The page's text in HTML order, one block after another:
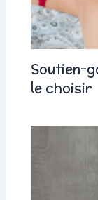
Soutien-
le choisir